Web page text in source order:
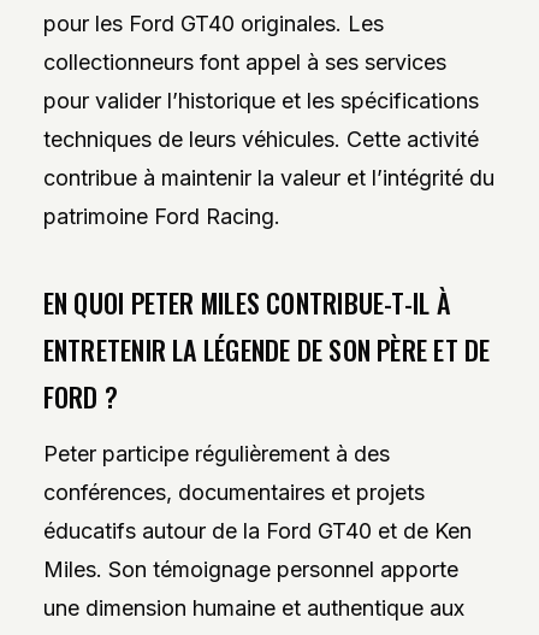
pour les Ford GT40 originales. Les
collectionneurs font appel à ses services
pour valider l’historique et les spécifications
techniques de leurs véhicules. Cette activité
contribue à maintenir la valeur et l’intégrité du
patrimoine Ford Racing.
EN QUOI PETER MILES CONTRIBUE-T-IL À
ENTRETENIR LA LÉGENDE DE SON PÈRE ET DE
FORD ?
Peter participe régulièrement à des
conférences, documentaires et projets
éducatifs autour de la Ford GT40 et de Ken
Miles. Son témoignage personnel apporte
une dimension humaine et authentique aux